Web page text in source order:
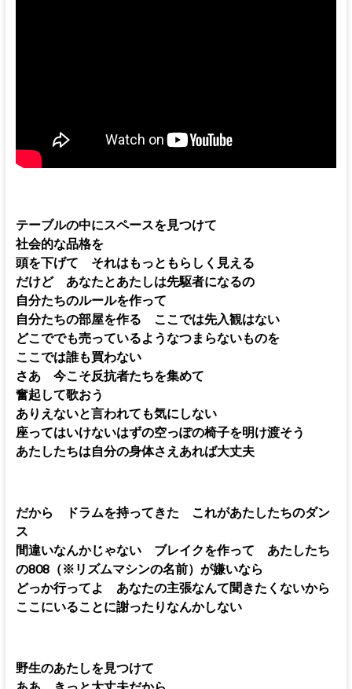
テーブルの中にスペースを見つけて
社会的な品格を
頭を下げて それはもっともらしく見える
だけど あなたとあたしは先駆者になるの
自分たちのルールを作って
自分たちの部屋を作る ここでは先入観はない
どこででも売っているようなつまらないものを
ここでは誰も買わない
さあ 今こそ反抗者たちを集めて
奮起して歌おう
ありえないと言われても気にしない
座ってはいけないはずの空っぽの椅子を明け渡そう
あたしたちは自分の身体さえあれば大丈夫
だから ドラムを持ってきた これがあたしたちのダン
ス
間違いなんかじゃない ブレイクを作って あたしたち
の808（※リズムマシンの名前）が嫌いなら
どっか行ってよ あなたの主張なんて聞きたくないから
ここにいることに謝ったりなんかしない
野生のあたしを見つけて